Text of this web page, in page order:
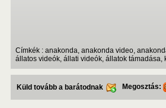
Címkék : anakonda, anakonda video,
állatos videók, állati videók, állatok támadása,
Küld tovább a barátodnak Megosztás: